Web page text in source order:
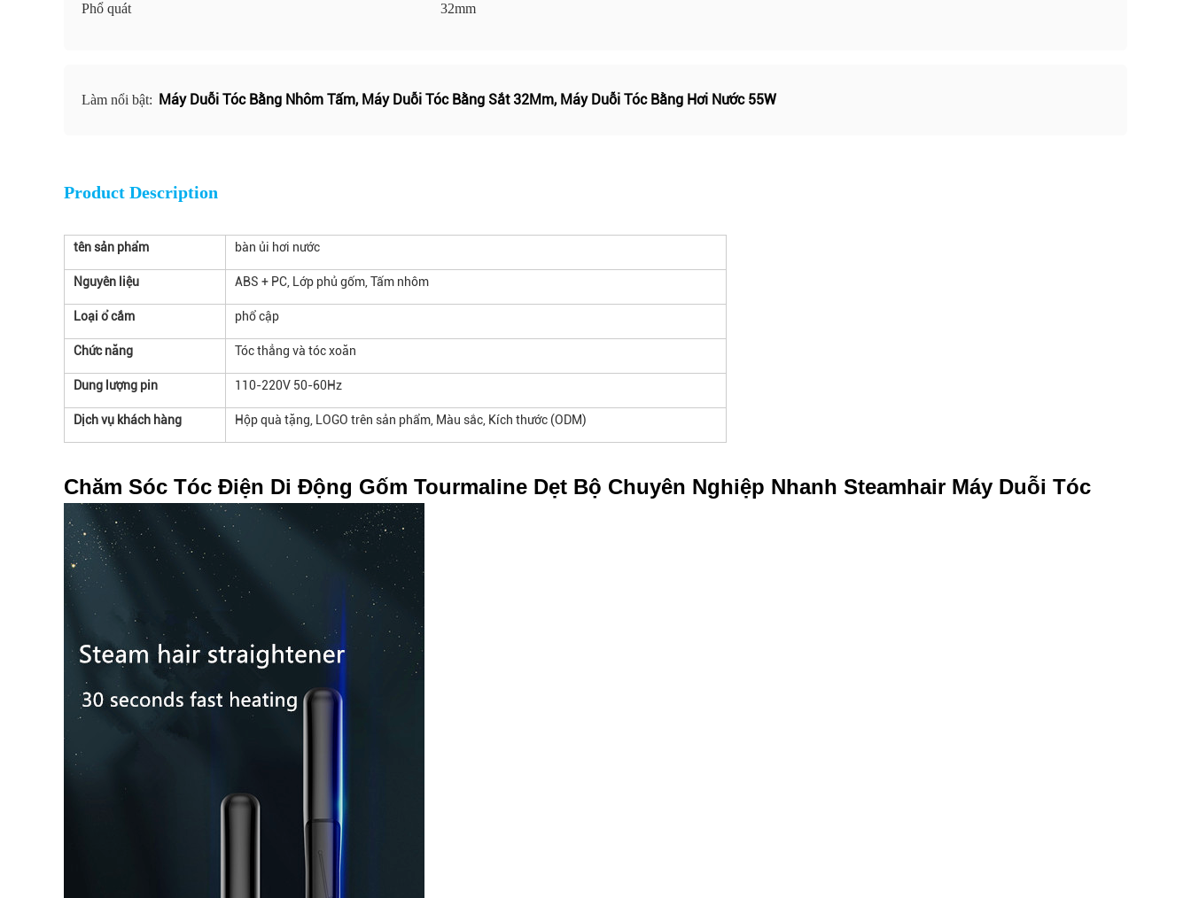
Phổ quát 32mm
Làm nổi bật: Máy Duỗi Tóc Bằng Nhôm Tấm, Máy Duỗi Tóc Bằng Sắt 32Mm, Máy Duỗi Tóc Bằng Hơi Nước 55W
Product Description
tên sản phẩm bàn ủi hơi nước
Nguyên liệu ABS + PC, Lớp phủ gốm, Tấm nhôm
Loại ổ cắm phổ cập
Chức năng Tóc thẳng và tóc xoăn
Dung lượng pin 110-220V 50-60Hz
Dịch vụ khách hàng Hộp quà tặng, LOGO trên sản phẩm, Màu sắc, Kích thước (ODM)
Chăm Sóc Tóc Điện Di Động Gốm Tourmaline Dẹt Bộ Chuyên Nghiệp Nhanh Steamhair Máy Duỗi Tóc